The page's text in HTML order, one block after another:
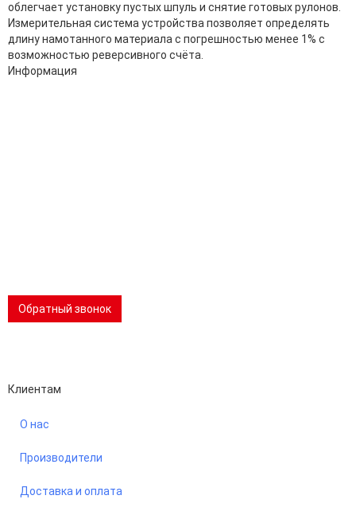
облегчает установку пустых шпуль и снятие готовых рулонов.
Измерительная система устройства позволяет определять
длину намотанного материала с погрешностью менее 1% с
возможностью реверсивного счёта.
Информация
Обратный звонок
Клиентам
О нас
Производители
Доставка и оплата